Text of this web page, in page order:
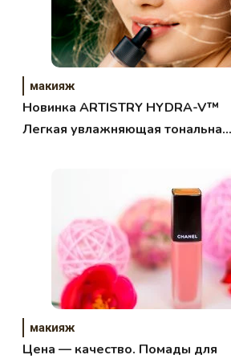
макияж
Новинка ARTISTRY HYDRA-V™
Легкая увлажняющая тональная
макияж
Цена — качество. Помады для